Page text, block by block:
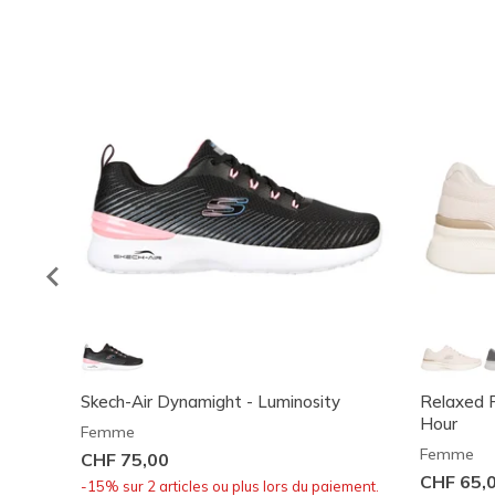
Skech-Air Dynamight - Luminosity
Femme
CHF 75,00
-15% sur 2 articles ou plus lors du paiement.
Relaxed
Hour
Femme
CHF